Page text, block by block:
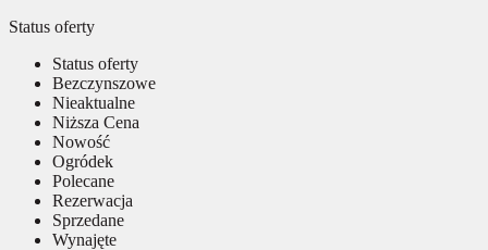
Status oferty
Status oferty
Bezczynszowe
Nieaktualne
Niższa Cena
Nowość
Ogródek
Polecane
Rezerwacja
Sprzedane
Wynajęte